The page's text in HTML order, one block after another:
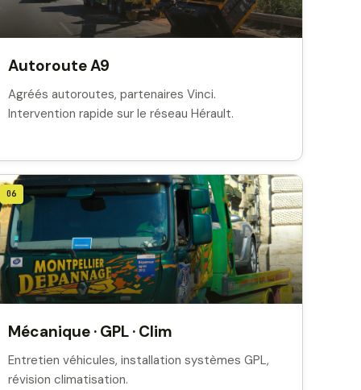
Autoroute A9
Agréés autoroutes, partenaires Vinci.
Intervention rapide sur le réseau Hérault.
06
Mécanique · GPL · Clim
Entretien véhicules, installation systèmes GPL,
révision climatisation.